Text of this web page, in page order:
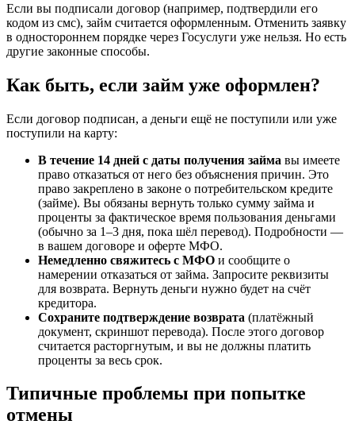
Если вы подписали договор (например, подтвердили его
кодом из смс), займ считается оформленным. Отменить заявку
в одностороннем порядке через Госуслуги уже нельзя. Но есть
другие законные способы.
Как быть, если займ уже оформлен?
Если договор подписан, а деньги ещё не поступили или уже
поступили на карту:
В течение 14 дней с даты получения займа вы имеете
право отказаться от него без объяснения причин. Это
право закреплено в законе о потребительском кредите
(займе). Вы обязаны вернуть только сумму займа и
проценты за фактическое время пользования деньгами
(обычно за 1–3 дня, пока шёл перевод). Подробности —
в вашем договоре и оферте МФО.
Немедленно свяжитесь с МФО и сообщите о
намерении отказаться от займа. Запросите реквизиты
для возврата. Вернуть деньги нужно будет на счёт
кредитора.
Сохраните подтверждение возврата (платёжный
документ, скриншот перевода). После этого договор
считается расторгнутым, и вы не должны платить
проценты за весь срок.
Типичные проблемы при попытке
отмены